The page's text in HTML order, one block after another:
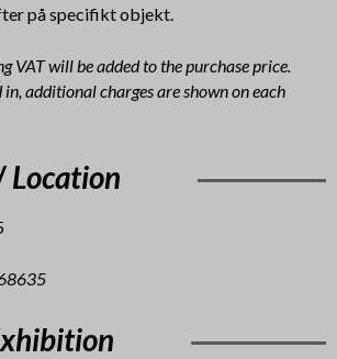
på specifikt objekt.
VAT will be added to the purchase price.
in, additional charges are shown on each
Location